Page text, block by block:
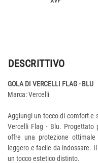
DESCRITTIVO
GOLA DI VERCELLI FLAG - BLU
Marca: Vercelli
Aggiungi un tocco di comfort e
Vercelli Flag - Blu. Progettato
offre una protezione
leggero e facile da indossare.
un tocco estetico distinto.